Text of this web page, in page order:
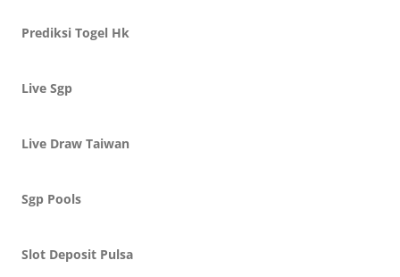
Prediksi Togel Hk
Live Sgp
Live Draw Taiwan
Sgp Pools
Slot Deposit Pulsa